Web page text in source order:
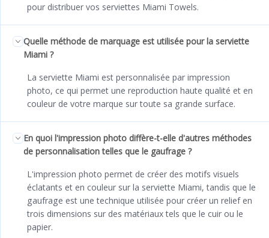
pour distribuer vos serviettes Miami Towels.
Quelle méthode de marquage est utilisée pour la serviette
Miami ?
La serviette Miami est personnalisée par impression
photo, ce qui permet une reproduction haute qualité et en
couleur de votre marque sur toute sa grande surface.
En quoi l'impression photo diffère-t-elle d'autres méthodes
de personnalisation telles que le gaufrage ?
L'impression photo permet de créer des motifs visuels
éclatants et en couleur sur la serviette Miami, tandis que le
gaufrage est une technique utilisée pour créer un relief en
trois dimensions sur des matériaux tels que le cuir ou le
papier.